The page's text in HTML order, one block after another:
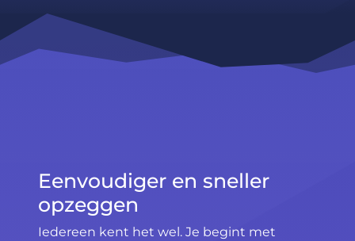
Eenvoudiger en sneller
opzeggen
Iedereen kent het wel. Je begint met